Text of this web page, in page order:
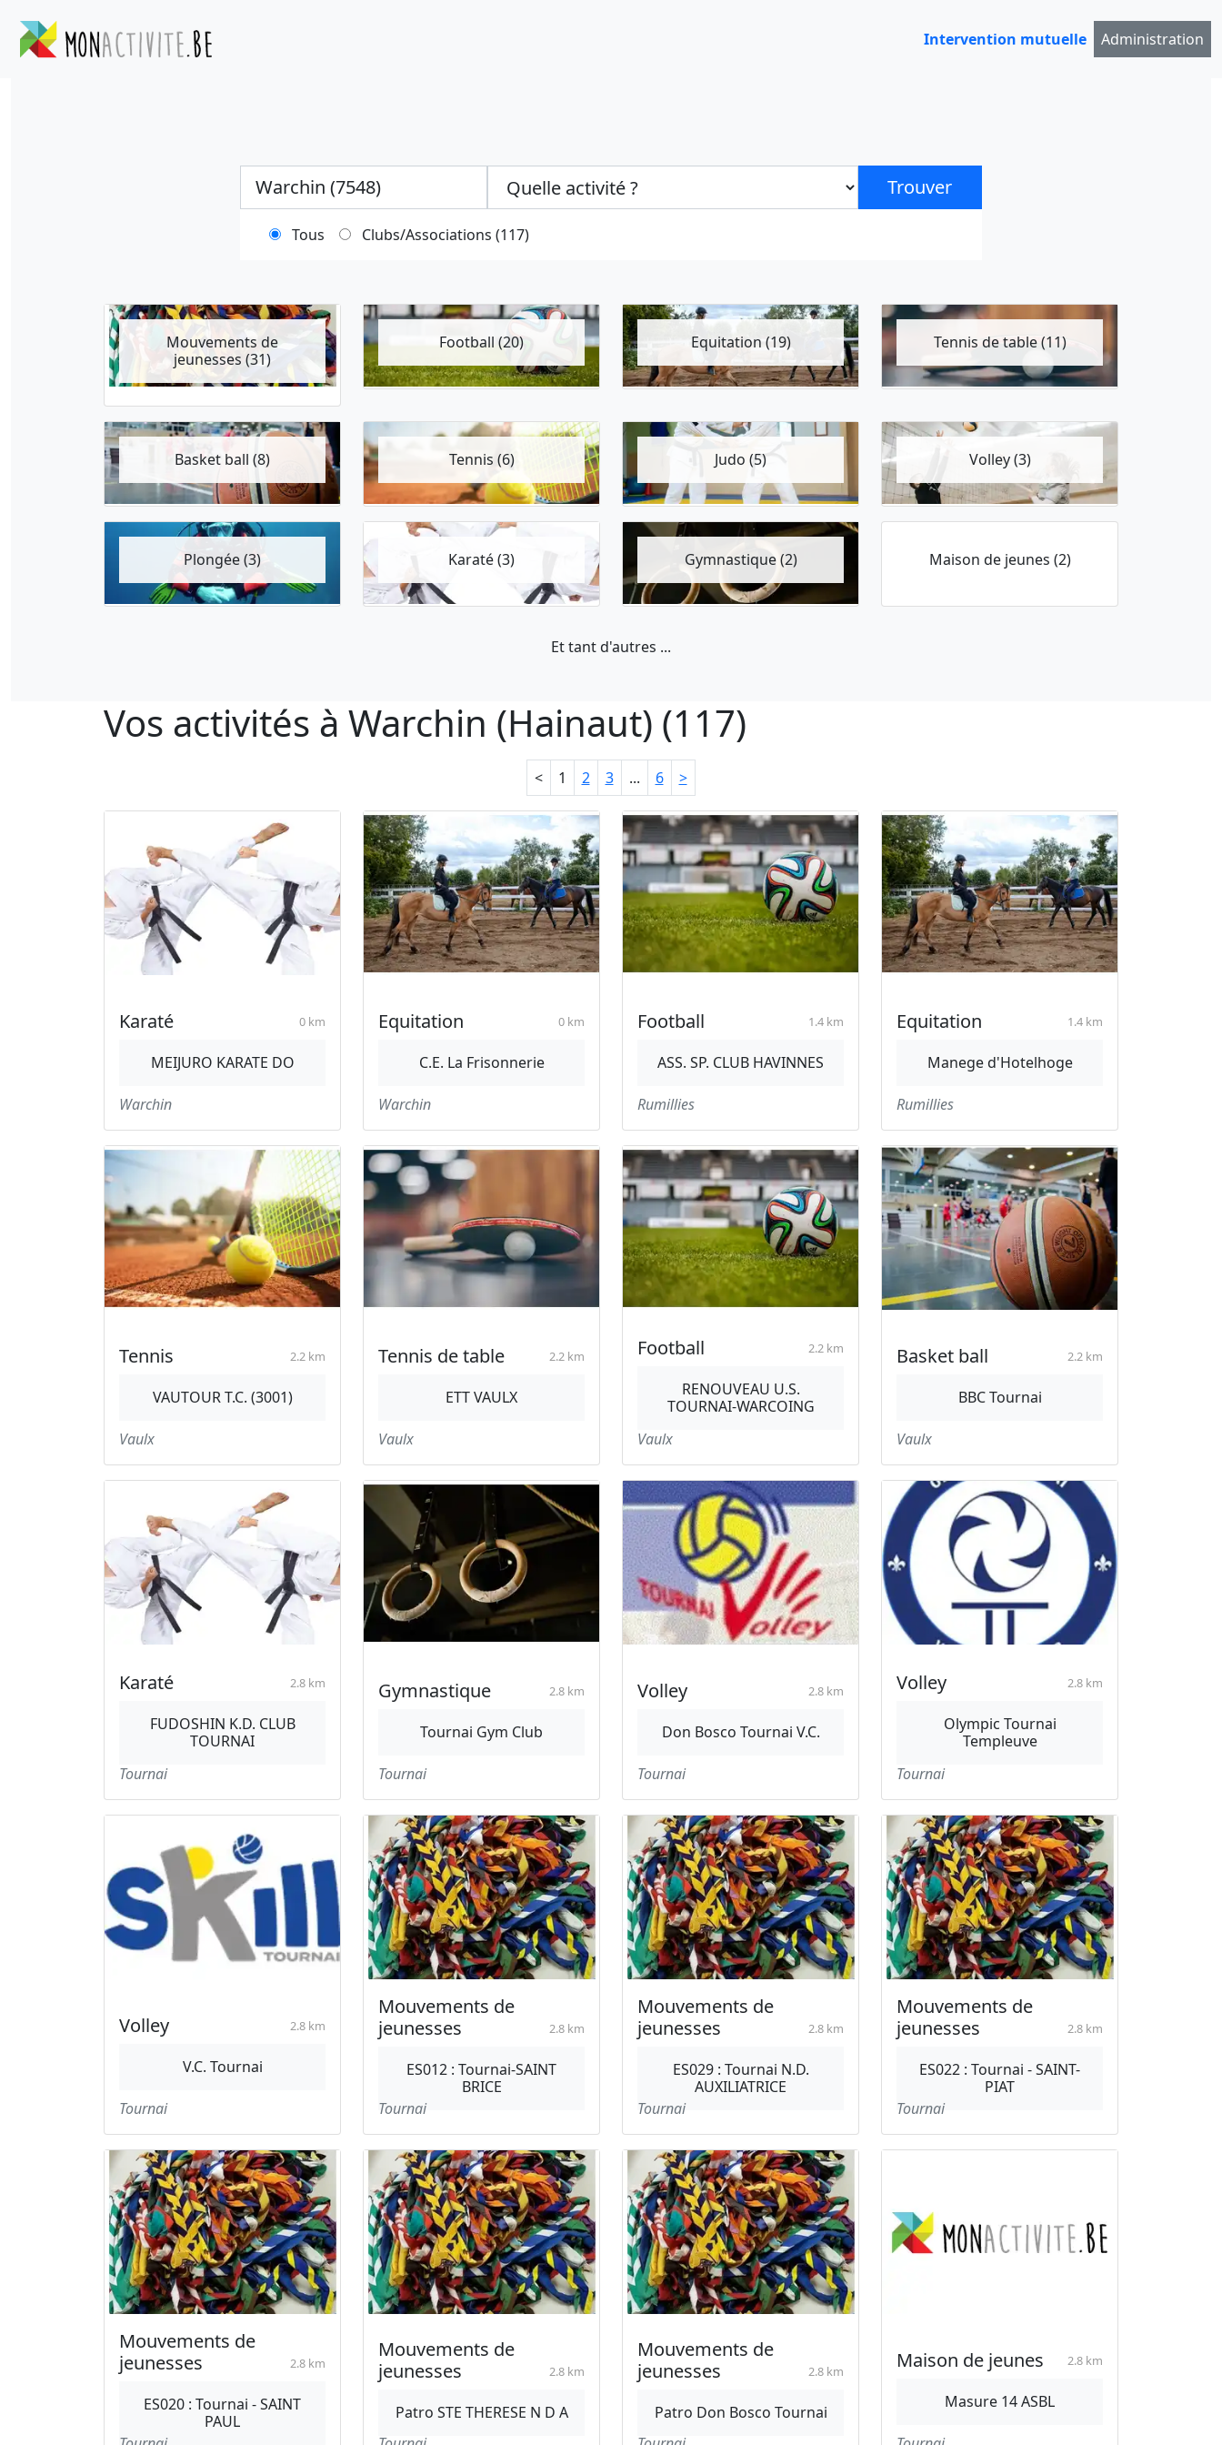
Intervention mutuelle Administration
Trouver
Tous Clubs/Associations (117)
Mouvements de
jeunesses (31)
Football (20) Equitation (19) Tennis de table (11)
Basket ball (8) Tennis (6) Judo (5) Volley (3)
Plongée (3) Karaté (3) Gymnastique (2) Maison de jeunes (2)
Et tant d'autres ...
Vos activités à Warchin (Hainaut) (117)
< 1 2 3 ... 6 >
Karaté 0 km
MEIJURO KARATE DO
Warchin
Equitation 0 km
C.E. La Frisonnerie
Warchin
Football 1.4 km
ASS. SP. CLUB HAVINNES
Rumillies
Equitation 1.4 km
Manege d'Hotelhoge
Rumillies
Tennis 2.2 km
VAUTOUR T.C. (3001)
Vaulx
Tennis de table 2.2 km
ETT VAULX
Vaulx
Football 2.2 km
RENOUVEAU U.S.
TOURNAI-WARCOING
Vaulx
Basket ball 2.2 km
BBC Tournai
Vaulx
Karaté 2.8 km
FUDOSHIN K.D. CLUB
TOURNAI
Tournai
Gymnastique 2.8 km
Tournai Gym Club
Tournai
Volley 2.8 km
Don Bosco Tournai V.C.
Tournai
Volley 2.8 km
Olympic Tournai
Templeuve
Tournai
Volley 2.8 km
V.C. Tournai
Tournai
Mouvements de
jeunesses
2.8 km
ES012 : Tournai-SAINT
BRICE
Tournai
Mouvements de
jeunesses
2.8 km
ES029 : Tournai N.D.
AUXILIATRICE
Tournai
Mouvements de
jeunesses
2.8 km
ES022 : Tournai - SAINT-
PIAT
Tournai
Mouvements de
jeunesses
2.8 km
ES020 : Tournai - SAINT
PAUL
Mouvements de
jeunesses
2.8 km
Patro STE THERESE N D A
Mouvements de
jeunesses
2.8 km
Patro Don Bosco Tournai
Maison de jeunes 2.8 km
Masure 14 ASBL